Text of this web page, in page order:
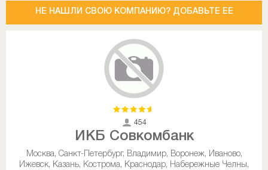
НЕ НАШЛИ СВОЮ КОМПАНИЮ? ДОБАВЬТЕ ЕЕ
454
ИКБ Совкомбанк
Москва, Санкт-Петербург, Владимир, Воронеж, Иваново,
Ижевск, Казань, Кострома, Краснодар, Набережные Челны,